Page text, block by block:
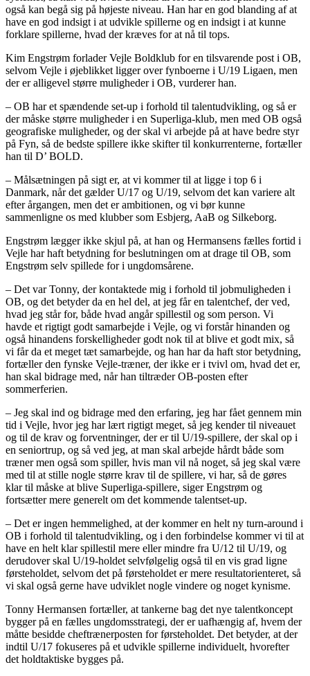
også kan begå sig på højeste niveau. Han har en god blanding af at
have en god indsigt i at udvikle spillerne og en indsigt i at kunne
forklare spillerne, hvad der kræves for at nå til tops.
Kim Engstrøm forlader Vejle Boldklub for en tilsvarende post i OB,
selvom Vejle i øjeblikket ligger over fynboerne i U/19 Ligaen, men
der er alligevel større muligheder i OB, vurderer han.
– OB har et spændende set-up i forhold til talentudvikling, og så er
der måske større muligheder i en Superliga-klub, men med OB også
geografiske muligheder, og der skal vi arbejde på at have bedre styr
på Fyn, så de bedste spillere ikke skifter til konkurrenterne, fortæller
han til D’ BOLD.
– Målsætningen på sigt er, at vi kommer til at ligge i top 6 i
Danmark, når det gælder U/17 og U/19, selvom det kan variere alt
efter årgangen, men det er ambitionen, og vi bør kunne
sammenligne os med klubber som Esbjerg, AaB og Silkeborg.
Engstrøm lægger ikke skjul på, at han og Hermansens fælles fortid i
Vejle har haft betydning for beslutningen om at drage til OB, som
Engstrøm selv spillede for i ungdomsårene.
– Det var Tonny, der kontaktede mig i forhold til jobmuligheden i
OB, og det betyder da en hel del, at jeg får en talentchef, der ved,
hvad jeg står for, både hvad angår spillestil og som person. Vi
havde et rigtigt godt samarbejde i Vejle, og vi forstår hinanden og
også hinandens forskelligheder godt nok til at blive et godt mix, så
vi får da et meget tæt samarbejde, og han har da haft stor betydning,
fortæller den fynske Vejle-træner, der ikke er i tvivl om, hvad det er,
han skal bidrage med, når han tiltræder OB-posten efter
sommerferien.
– Jeg skal ind og bidrage med den erfaring, jeg har fået gennem min
tid i Vejle, hvor jeg har lært rigtigt meget, så jeg kender til niveauet
og til de krav og forventninger, der er til U/19-spillere, der skal op i
en seniortrup, og så ved jeg, at man skal arbejde hårdt både som
træner men også som spiller, hvis man vil nå noget, så jeg skal være
med til at stille nogle større krav til de spillere, vi har, så de gøres
klar til måske at blive Superliga-spillere, siger Engstrøm og
fortsætter mere generelt om det kommende talentset-up.
– Det er ingen hemmelighed, at der kommer en helt ny turn-around i
OB i forhold til talentudvikling, og i den forbindelse kommer vi til at
have en helt klar spillestil mere eller mindre fra U/12 til U/19, og
derudover skal U/19-holdet selvfølgelig også til en vis grad ligne
førsteholdet, selvom det på førsteholdet er mere resultatorienteret, så
vi skal også gerne have udviklet nogle vindere og noget kynisme.
Tonny Hermansen fortæller, at tankerne bag det nye talentkoncept
bygger på en fælles ungdomsstrategi, der er uafhængig af, hvem der
måtte besidde cheftrænerposten for førsteholdet. Det betyder, at der
indtil U/17 fokuseres på et udvikle spillerne individuelt, hvorefter
det holdtaktiske bygges på.